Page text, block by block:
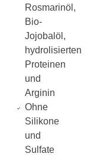
Rosmarinöl,
Bio-
Jojobalöl,
hydrolisierten
Proteinen
und
Arginin
Ohne
Silikone
und
Sulfate